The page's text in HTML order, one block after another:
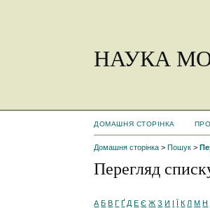
НАУКА
ДОМАШНЯ СТОРІНКА
Домашня сторінка >Пошук >
Перегляд
А Б В Г Ґ Д Е Є Ж З И І Ї К Л М Н